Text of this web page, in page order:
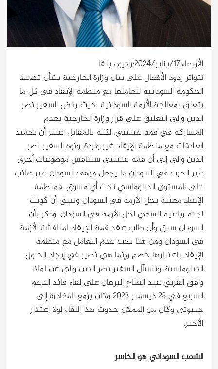
الأربعاء:17/يناير/2024:راديو دبنقا
تتواتر ردود الأفعال على بيان وزارة الخارجية بشأن تجميد
الحكومة السودانية لتعاملها مع منظمة الإيقاد في كل ما
يتعلق بمعالجة الأزمة السودانية. حيث رفض السفير نصر
الدين والي التعليق على قرار وزارة الخارجية بعدم
المشاركة في قمة عنتيبي، لكنه بالمقابل اعتبر أن تجميد
العلاقات مع منظمة الإيقاد غير واردة. ونوه السفير نصر
الدين والي إلى أن قمة عنتبيي ستناقش موضوعات أخرى
غير الحرب في السودان ما يجعل موقف السودان غير صائب
على المستوى الدبلوماسي تحت أي مسوق. فمنظمة
الإيقاد معنية بحل الأزمة في السودان وسبق أن كونت
لجنة رباعية للسعي لحل الأزمة في السودان. وذكر بأن
السودان سبق وأن طلب عقد قمة للإيقاد لمناقشة الأزمة
في السودان ومن هنا يجب عدم التعامل مع منظمة
الإيقاد باعتبارها خصم وإنما هي نصير في إيجاد الحلول
الدبلوماسية. وتسىآل السفير نصر الدين والي عن لماذا
وافق الفريق عبد الفتاح البرهان على لقاء قائد الدعم
السريع في 28 ديسمبر 2023 وكان يزمع المغادرة إلى
جيبوتي وكان من الممكن حدوث هذا اللقاء لولا اعتذار
الأخير.
الشعب السوداني هو الخاسر